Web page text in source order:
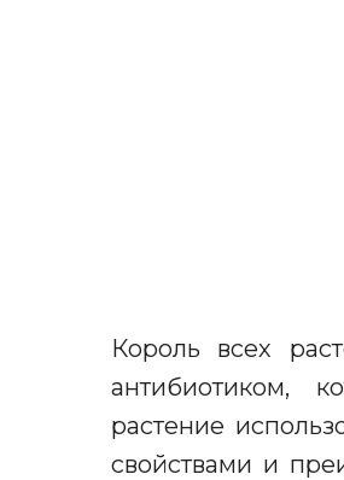
Король всех
антибиотиком,
растение
свойствами и